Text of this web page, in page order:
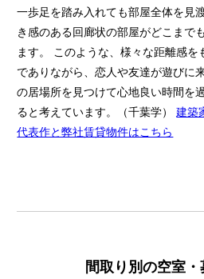
一歩足を踏み入れても部屋全体を見
き感のある回廊状の部屋がどこまで
ます。 このような、様々な距離感
でありながら、恋人や友達が遊びに
の居場所を見つけて心地良い時間を
ると考えています。（千葉学）建築
代表作と弊社賃貸物件はこちら
間取り別の空室